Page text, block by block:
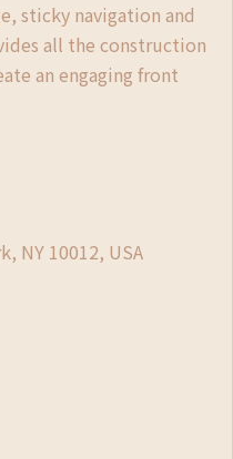
sticky navigation and
all the construction
an engaging front
NY 10012, USA